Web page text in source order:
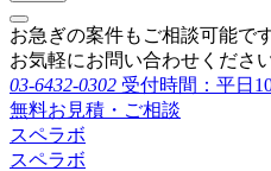
お急ぎの案件もご相談可能です
お気軽にお問い合わせください
03-6432-0302 受付時間：平日
無料お見積・ご相談
スペラボ
スペラボ